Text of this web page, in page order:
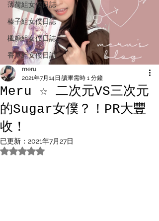
薄荷組女僕日誌
榛子組女僕日誌
楓糖組女僕日誌
香草組女僕日誌
Meru ☆ 二次元VS三次元
的Sugar女僕？！PR大豐
收！
meru
2021年7月14日 讀畢需時 1 分鐘
已更新： 2021年7月27日
評等為 NaN（最高為 5 顆星）。